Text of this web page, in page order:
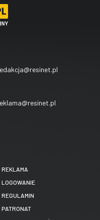
REKLAMA
LOGOWANIE
REGULAMIN
PATRONAT